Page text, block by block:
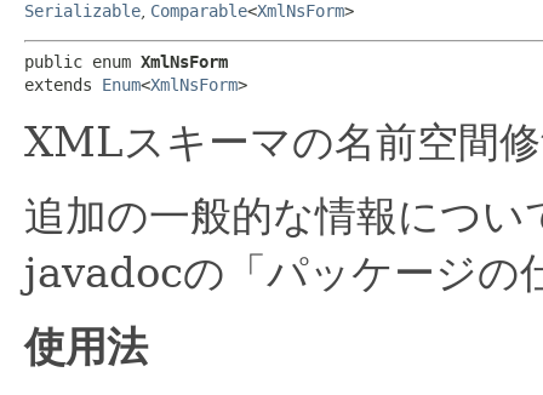
Serializable Comparable<XmlNsForm>
public enum XmlNsForm
extends Enum<XmlNsForm>
XMLスキーマの名前空間
追加の一般的な情報につ
javadocの「パッケージの
使用法